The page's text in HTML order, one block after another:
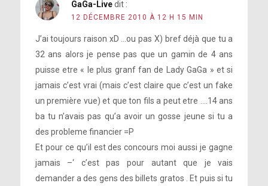
GaGa-Live dit :
12 DÉCEMBRE 2010 À 12 H 15 MIN
J’ai toujours raison xD …ou pas X) bref déjà que tu a
32 ans alors je pense pas que un gamin de 4 ans
puisse etre « le plus granf fan de Lady GaGa » et si
jamais c’est vrai (mais c’est claire que c’est un fake
un première vue) et que ton fils a peut etre ….14 ans
ba tu n’avais pas qu’a avoir un gosse jeune si tu a
des probleme financier =P
Et pour ce qu’il est des concours moi aussi je gagne
jamais –‘ c’est pas pour autant que je vais
demander a des gens des billets gratos . Et puis si tu